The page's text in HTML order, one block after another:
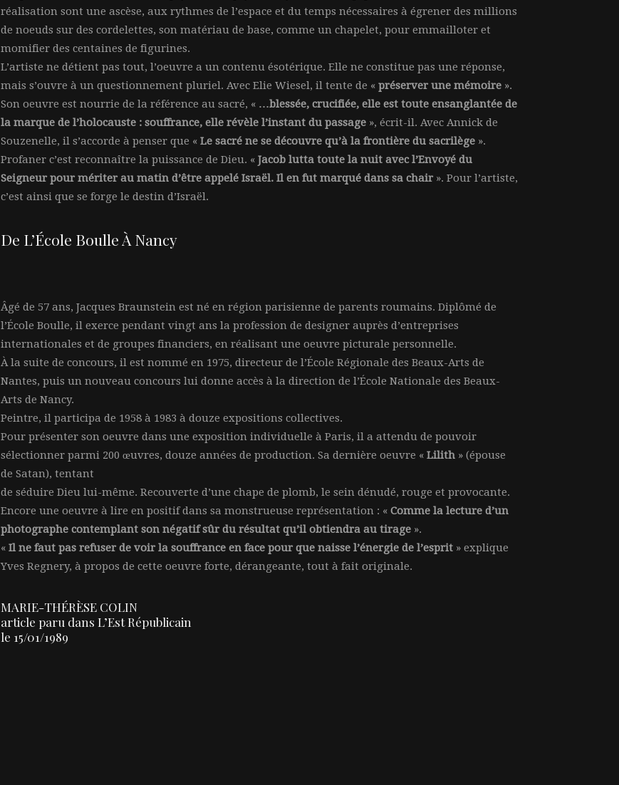
réalisation sont une ascèse, aux rythmes de l’espace et du temps nécessaires à égrener des millions
de noeuds sur des cordelettes, son matériau de base, comme un chapelet, pour emmailloter et
momifier des centaines de figurines.
L’artiste ne détient pas tout, l’oeuvre a un contenu ésotérique. Elle ne constitue pas une réponse,
mais s’ouvre à un questionnement pluriel. Avec Elie Wiesel, il tente de « préserver une mémoire ».
Son oeuvre est nourrie de la référence au sacré, « …blessée, crucifiée, elle est toute ensanglantée de
la marque de l’holocauste : souffrance, elle révèle l’instant du passage », écrit-il. Avec Annick de
Souzenelle, il s’accorde à penser que «Le sacré ne se découvre qu’à la frontière du sacrilège ».
Profaner c’est reconnaître la puissance de Dieu. «Jacob lutta toute la nuit avec l’Envoyé du
Seigneur pour mériter au matin d’être appelé Israël. Il en fut marqué dans sa chair». Pour l’artiste,
c’est ainsi que se forge le destin d’Israël.
De L’École Boulle À Nancy
Âgé de 57 ans, Jacques Braunstein est né en région parisienne de parents roumains. Diplômé de
l’École Boulle, il exerce pendant vingt ans la profession de designer auprès d’entreprises
internationales et de groupes financiers, en réalisant une oeuvre picturale personnelle.
À la suite de concours, il est nommé en 1975, directeur de l’École Régionale des Beaux-Arts de
Nantes, puis un nouveau concours lui donne accès à la direction de l’École Nationale des Beaux-
Arts de Nancy.
Peintre, il participa de 1958 à 1983 à douze expositions collectives.
Pour présenter son oeuvre dans une exposition individuelle à Paris, il a attendu de pouvoir
sélectionner parmi 200 œuvres, douze années de production. Sa dernière oeuvre «Lilith » (épouse
de Satan), tentant
de séduire Dieu lui-même. Recouverte d’une chape de plomb, le sein dénudé, rouge et provocante.
Encore une oeuvre à lire en positif dans sa monstrueuse représentation : «Comme la lecture d’un
photographe contemplant son négatif sûr du résultat qu’il obtiendra au tirage ».
«Il ne faut pas refuser de voir la souffrance en face pour que naisse l’énergie de l’esprit » explique
Yves Regnery, à propos de cette oeuvre forte, dérangeante, tout à fait originale.
MARIE-THÉRÈSE COLIN
article paru dans L’Est Républicain
le 15/01/1989